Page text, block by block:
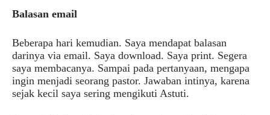
Balasan email
Beberapa hari kemudian. Saya mendapat balasan
darinya via email. Saya download. Saya print. Segera
saya membacanya. Sampai pada pertanyaan, mengapa
ingin menjadi seorang pastor. Jawaban intinya, karena
sejak kecil saya sering mengikuti Astuti.